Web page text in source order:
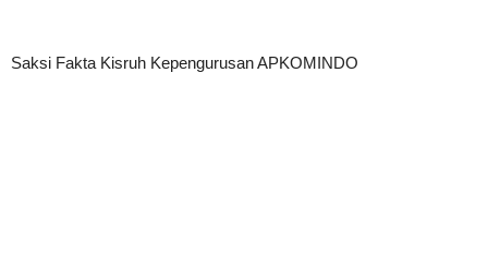
Saksi Fakta Kisruh Kepengurusan APKOMINDO